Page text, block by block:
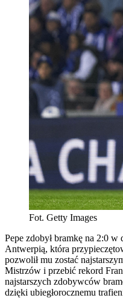
Fot. Getty Images
Pepe zdobył bramkę na 2:0
Antwerpią, która
pozwolił mu zostać
Mistrzów i przebić rekord
najstarszych zdobywców
dzięki ubiegłorocznemu